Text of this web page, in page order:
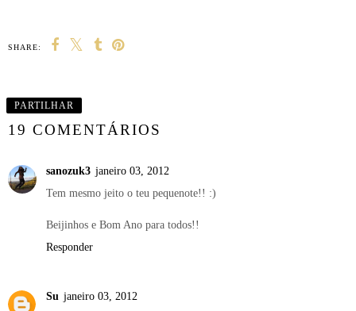
SHARE:
PARTILHAR
19 COMENTÁRIOS
sanozuk3 janeiro 03, 2012
Tem mesmo jeito o teu pequenote!! :)
Beijinhos e Bom Ano para todos!!
Responder
Su janeiro 03, 2012